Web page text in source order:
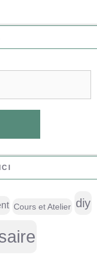
Cours et Atelier diy